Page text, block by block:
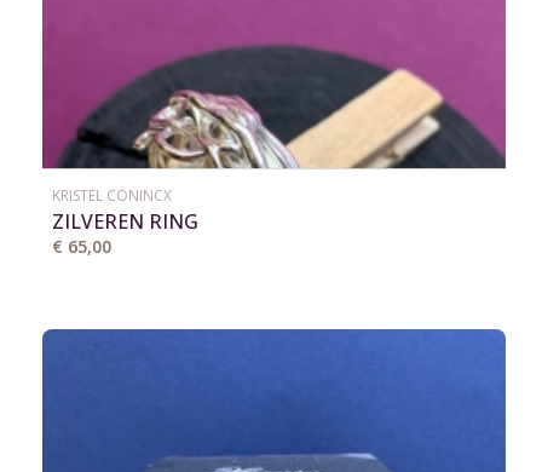
KRISTEL CONINCX
ZILVEREN RING
€ 65,00